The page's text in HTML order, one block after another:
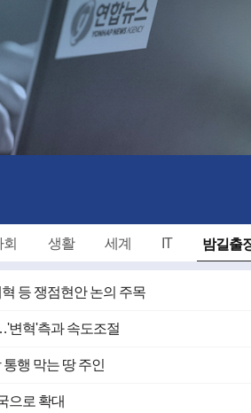
생활 세계 IT 밤길출
등 쟁점현안 논의 주목
변혁'측과 속도조절
행 막는 땅 주인
으로 확대